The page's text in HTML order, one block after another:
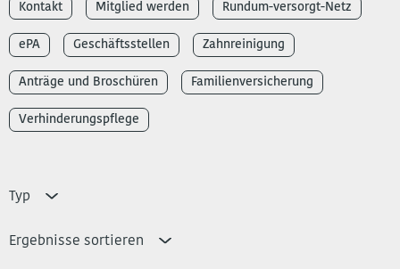
Kontakt Mitglied werden Rundum-versorgt-Netz
ePA Geschäftsstellen Zahnreinigung
Anträge und Broschüren Familienversicherung
Verhinderungspflege
Typ
Ergebnisse sortieren